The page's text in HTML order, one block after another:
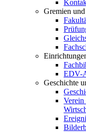
Gremien
EDV-
Geschichte
Verein